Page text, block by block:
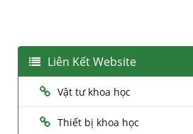
Liên Kết Website
Vật tư khoa học
Thiết bị khoa học